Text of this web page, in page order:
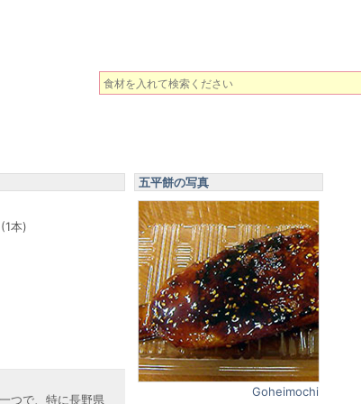
(1本)
つで、特に長野県
五平餅の写真
Goheimochi